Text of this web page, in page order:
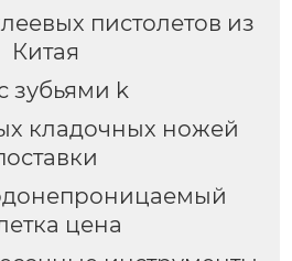
пистолетов из
Китая
зубьями k
кладочных ножей
цена